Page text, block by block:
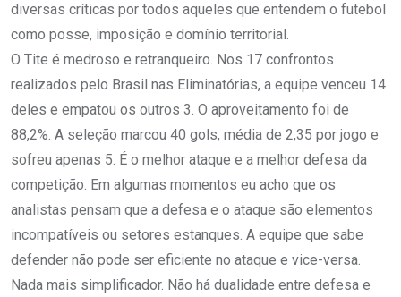
diversas críticas por todos aqueles que entendem o futebol
como posse, imposição e domínio territorial.
O Tite é medroso e retranqueiro. Nos 17 confrontos
realizados pelo Brasil nas Eliminatórias, a equipe venceu 14
deles e empatou os outros 3. O aproveitamento foi de
88,2%. A seleção marcou 40 gols, média de 2,35 por jogo e
sofreu apenas 5. É o melhor ataque e a melhor defesa da
competição. Em algumas momentos eu acho que os
analistas pensam que a defesa e o ataque são elementos
incompatíveis ou setores estanques. A equipe que sabe
defender não pode ser eficiente no ataque e vice-versa.
Nada mais simplificador. Não há dualidade entre defesa e